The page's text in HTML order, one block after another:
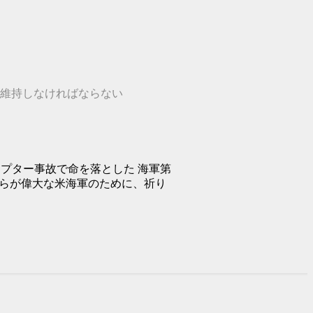
持しなければならない
ター事故で命を落とした 海軍第
が偉大な米海軍のために、祈り